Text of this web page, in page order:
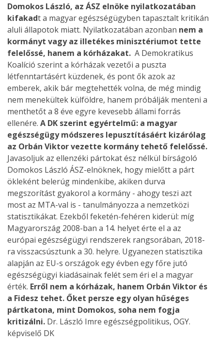
Domokos László, az ÁSZ elnöke nyilatkozatában
kifakadt a magyar egészségügyben tapasztalt kritikán
aluli állapotok miatt. Nyilatkozatában azonban nem a
kormányt vagy az illetékes minisztériumot tette
felelőssé, hanem a kórházakat. A Demokratikus
Koalíció szerint a kórházak vezetői a puszta
létfenntartásért küzdenek, és pont ők azok az
emberek, akik bár megtehették volna, de még mindig
nem menekültek külföldre, hanem próbálják menteni a
menthetőt a 8 éve egyre kevesebb állami forrás
ellenére. A DK szerint egyértelmű: a magyar
egészségügy módszeres lepusztításáért kizárólag
az Orbán Viktor vezette kormány tehető felelőssé.
Javasoljuk az ellenzéki pártokat ész nélkül bírságoló
Domokos László ÁSZ-elnöknek, hogy mielőtt a párt
ökleként belerúg mindenkibe, akiken durva
megszorítást gyakorol a kormány - ahogy teszi azt
most az MTA-val is - tanulmányozza a nemzetközi
statisztikákat. Ezekből feketén-fehéren kiderül: míg
Magyarország 2008-ban a 14. helyet érte el a az
európai egészségügyi rendszerek rangsorában, 2018-
ra visszacsúsztunk a 30. helyre. Ugyanezen statisztika
alapján az EU-s országok egy évben egy főre jutó
egészségügyi kiadásainak felét sem éri el a magyar
érték. Erről nem a kórházak, hanem Orbán Viktor és
a Fidesz tehet. Őket persze egy olyan hűséges
pártkatona, mint Domokos, soha nem fogja
kritizálni. Dr. László Imre egészségpolitikus, OGY.
képviselő DK